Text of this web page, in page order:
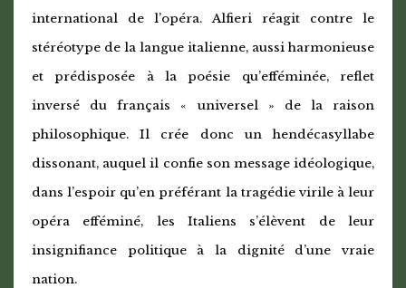
international de l’opéra. Alfieri réagit contre le
stéréotype de la langue italienne, aussi harmonieuse
et prédisposée à la poésie qu’efféminée, reflet
inversé du français « universel » de la raison
philosophique. Il crée donc un hendécasyllabe
dissonant, auquel il confie son message idéologique,
dans l’espoir qu’en préférant la tragédie virile à leur
opéra efféminé, les Italiens s’élèvent de leur
insignifiance politique à la dignité d’une vraie
nation.